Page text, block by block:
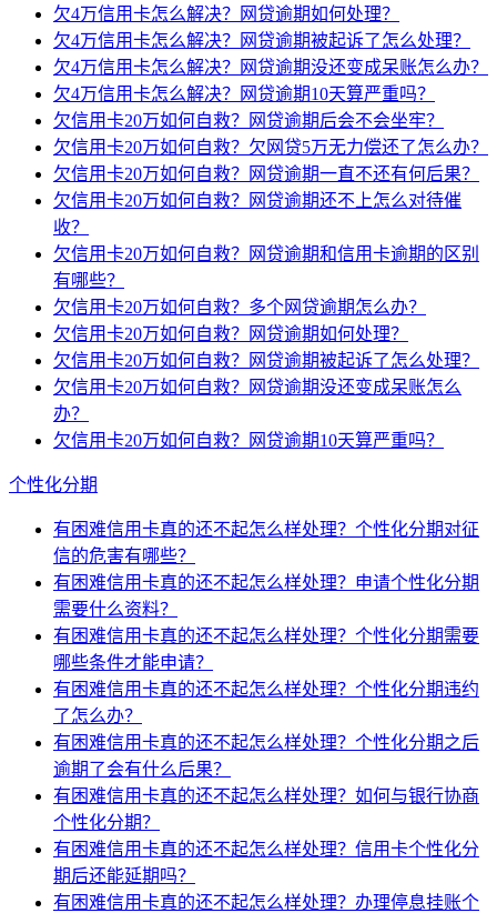
欠4万信用卡怎么解决？网贷逾期如何处理？
欠4万信用卡怎么解决？网贷逾期被起诉了怎么处理？
欠4万信用卡怎么解决？网贷逾期没还变成呆账怎么办？
欠4万信用卡怎么解决？网贷逾期10天算严重吗？
欠信用卡20万如何自救？网贷逾期后会不会坐牢？
欠信用卡20万如何自救？欠网贷5万无力偿还了怎么办？
欠信用卡20万如何自救？网贷逾期一直不还有何后果？
欠信用卡20万如何自救？网贷逾期还不上怎么对待催
收？
欠信用卡20万如何自救？网贷逾期和信用卡逾期的区别
有哪些？
欠信用卡20万如何自救？多个网贷逾期怎么办？
欠信用卡20万如何自救？网贷逾期如何处理？
欠信用卡20万如何自救？网贷逾期被起诉了怎么处理？
欠信用卡20万如何自救？网贷逾期没还变成呆账怎么
办？
欠信用卡20万如何自救？网贷逾期10天算严重吗？
个性化分期
有困难信用卡真的还不起怎么样处理？个性化分期对征
信的危害有哪些？
有困难信用卡真的还不起怎么样处理？申请个性化分期
需要什么资料？
有困难信用卡真的还不起怎么样处理？个性化分期需要
哪些条件才能申请？
有困难信用卡真的还不起怎么样处理？个性化分期违约
了怎么办？
有困难信用卡真的还不起怎么样处理？个性化分期之后
逾期了会有什么后果？
有困难信用卡真的还不起怎么样处理？如何与银行协商
个性化分期？
有困难信用卡真的还不起怎么样处理？信用卡个性化分
期后还能延期吗？
有困难信用卡真的还不起怎么样处理？办理停息挂账个